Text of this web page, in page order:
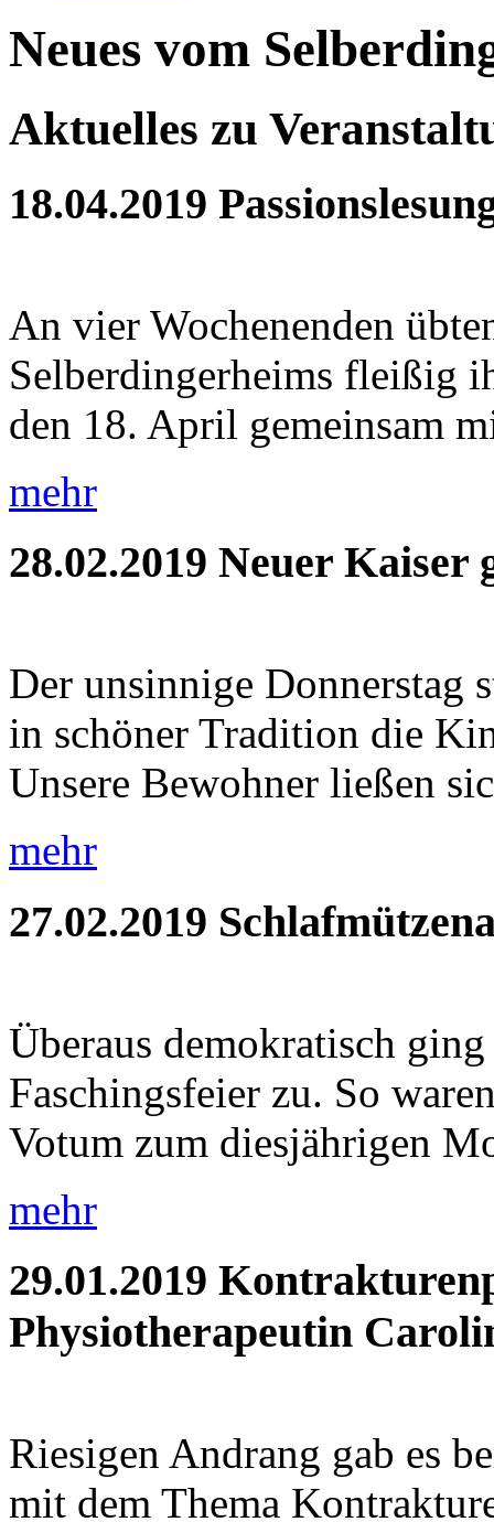
Neues vom
Aktuelles zu
18.04.2019
An vier Wochenenden
Selberdingerheims fleißig
den 18. April gemeinsam
mehr
28.02.2019 Neuer Kaiser
Der unsinnige Donnerstag
in schöner Tradition die
Unsere Bewohner ließen
mehr
27.02.2019
Überaus demokratisch
Faschingsfeier zu. So
Votum zum diesjährigen
mehr
29.01.2019
Physiotherapeutin
Riesigen Andrang gab es
mit dem Thema